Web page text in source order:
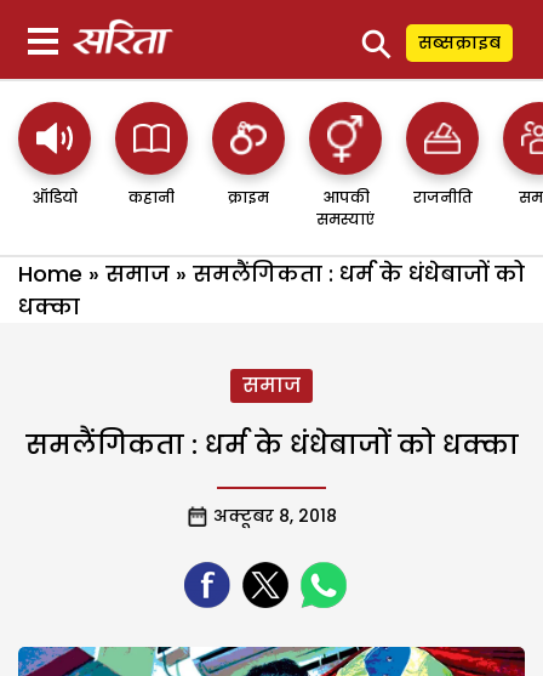
⚲ सब्सक्राइब
ऑडियो कहानी क्राइम
आपकी
समस्याएं
राजनीति
Home » समाज » समलैंगिकता : धर्म के धंधेबाजों को
धक्का
समाज
समलैंगिकता : धर्म के धंधेबाजों को धक्का
अक्टूबर 8, 2018